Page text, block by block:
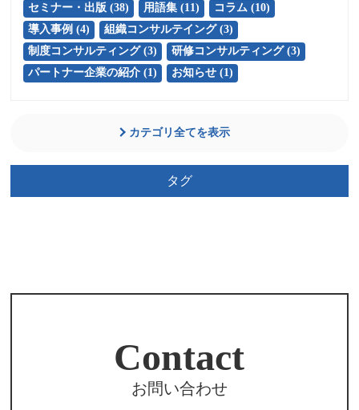
セミナー・出版 (38) 用語集 (11)
コラム (10)
導入事例 (4)
組織コンサルテイング (3)
制度コンサルティング (3)
研修コンサルティング (3)
パートナー企業の紹介 (1)
お知らせ (1)
カテゴリ全てを表示
タグ
Contact
お問い合わせ